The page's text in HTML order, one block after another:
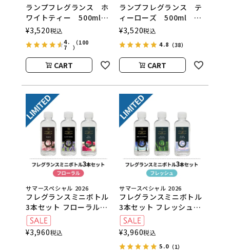
ランプフレグランス ホ
ワイトティー 500ml
フレグランスランプ用オ
イル
ASHLEIGH&BURWOOD
（アシュレイアンドバー
ウッド）
¥3,520税込
4.
7
（100
）
CART
ランプフレグランス テ
ィーローズ 500ml フ
レグランスランプ用オイ
ル
ASHLEIGH&BURWOOD
（アシュレイアンドバー
ウッド）
¥3,520税込
4.8 （38）
CART
サマースペシャル 2026
フレグランスミニボトル
3本セット フローラル
（ピオニー・ラベンダ
ー・ティーローズ）
¥3,960税込
サマースペシャル 2026
フレグランスミニボトル
3本セット フレッシュ
（リラクゼーション・グ
リーンバンブー・エブリ
クラウド）
¥3,960税込
5.0（1）